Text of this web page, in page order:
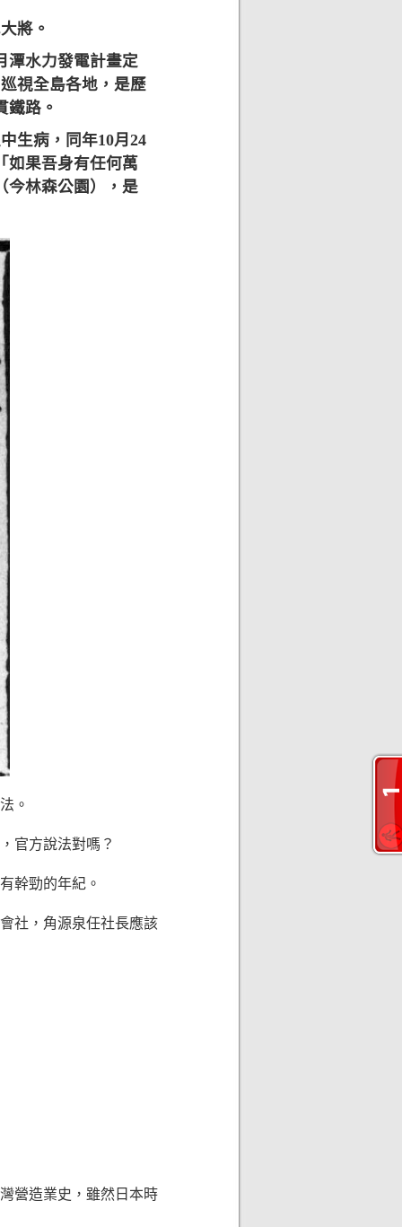
將。
潭水力發電計畫定
視全島各地，是歷
鐵路。
生病，同年10月24
如果吾身有任何萬
今林森公園），是
。
官方說法對嗎？
幹勁的年紀。
社，角源泉任社長應該
營造業史，雖然日本時